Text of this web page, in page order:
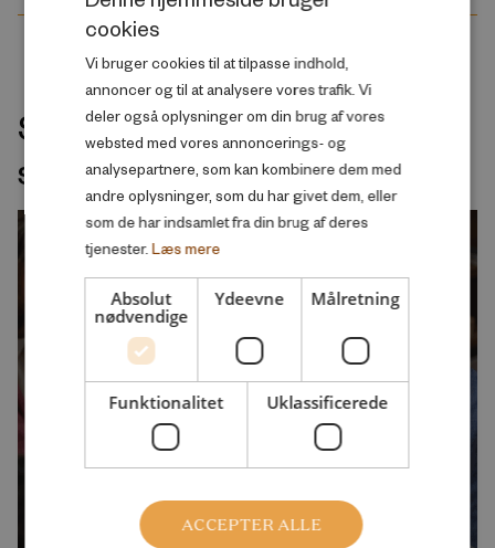
Seneste udgivelser indenfor
samme velfærdsemne
cookies
Vi bruger cookies til at tilpasse indhold,
annoncer og til at analysere vores trafik. Vi
deler også oplysninger om din brug af vores
websted med vores annoncerings- og
analysepartnere, som kan kombinere dem med
andre oplysninger, som du har givet dem, eller
som de har indsamlet fra din brug af deres
tjenester. Læs mere
Absolut
nødvendige
Ydeevne Målretning
Funktionalitet Uklassificerede
ACCEPTER ALLE